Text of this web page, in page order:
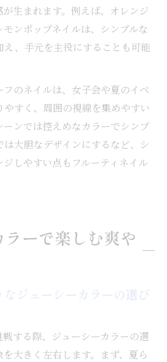
生まれます。例えば、オレンジ
ンポップネイルは、シンプルな
、手元を主役にすることも可能
のネイルは、女子会や夏のイベ
やすく、周囲の視線を集めやすい
ーンでは控えめなカラーでシンプ
大胆なデザインにするなど、シ
しやすい点もフルーティネイル
ーで楽しむ爽や
なジューシーカラーの選び
戦する際、ジューシーカラーの選
大きく左右します。まず、夏ら